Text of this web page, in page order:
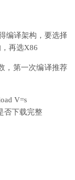
编译架构，要选择
再选X86
，第一次编译推荐
V=s
否下载完整